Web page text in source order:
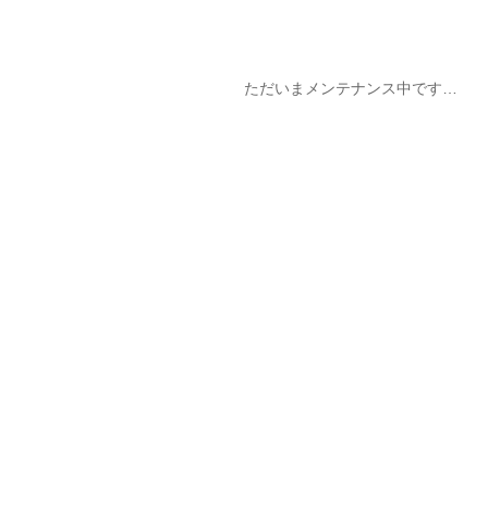
ただいまメンテナンス中です…